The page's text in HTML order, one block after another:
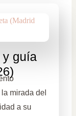
guía
mirada del
a su